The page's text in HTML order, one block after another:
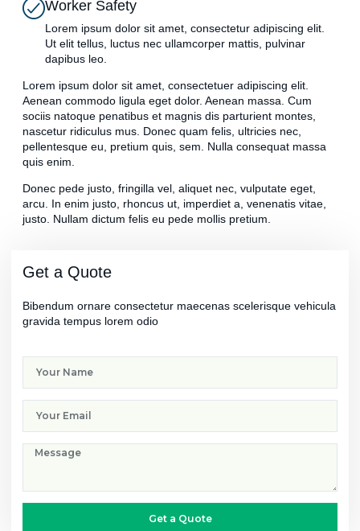
Worker Safety
Lorem ipsum dolor sit amet, consectetur adipiscing elit.
Ut elit tellus, luctus nec ullamcorper mattis, pulvinar
dapibus leo.
Lorem ipsum dolor sit amet, consectetuer adipiscing elit.
Aenean commodo ligula eget dolor. Aenean massa. Cum
sociis natoque penatibus et magnis dis parturient montes,
nascetur ridiculus mus. Donec quam felis, ultricies nec,
pellentesque eu, pretium quis, sem. Nulla consequat massa
quis enim.
Donec pede justo, fringilla vel, aliquet nec, vulputate eget,
arcu. In enim justo, rhoncus ut, imperdiet a, venenatis vitae,
justo. Nullam dictum felis eu pede mollis pretium.
Get a Quote
Bibendum ornare consectetur maecenas scelerisque vehicula
gravida tempus lorem odio
Get a Quote